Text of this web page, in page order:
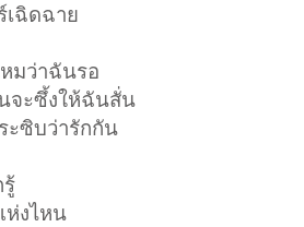
เฉิดฉาย
หมว่าฉันรอ
จะซึ้งให้ฉันสั่น
ะซิบว่ารักกัน
ห่งไหน